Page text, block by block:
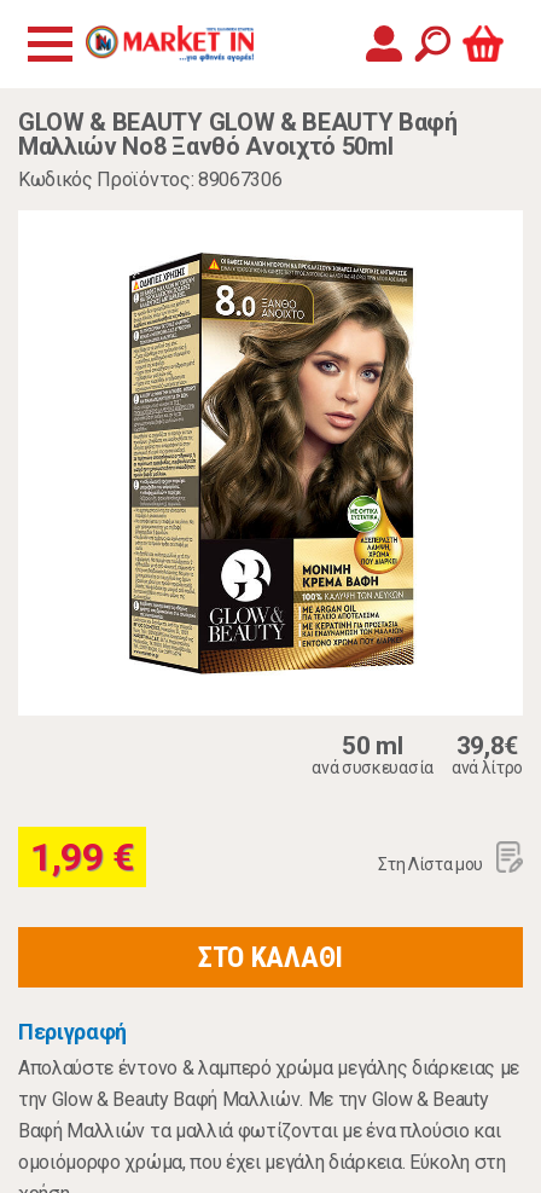
GLOW & BEAUTY GLOW & BEAUTY Βαφή
Μαλλιών Νο8 Ξανθό Ανοιχτό 50ml
Κωδικός Προϊόντος: 89067306
50 ml
ανά συσκευασία
39,8€
ανά λίτρο
1,99 € Στη Λίστα μου
ΣΤΟ ΚΑΛΑΘΙ
Περιγραφή
Απολαύστε έντονο & λαμπερό χρώμα μεγάλης διάρκειας με
την Glow & Beauty Βαφή Μαλλιών. Με την Glow & Beauty
Βαφή Μαλλιών τα μαλλιά φωτίζονται με ένα πλούσιο και
ομοιόμορφο χρώμα, που έχει μεγάλη διάρκεια. Εύκολη στη